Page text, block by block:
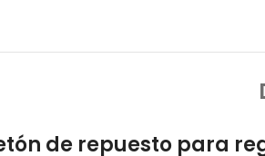
de repuesto para